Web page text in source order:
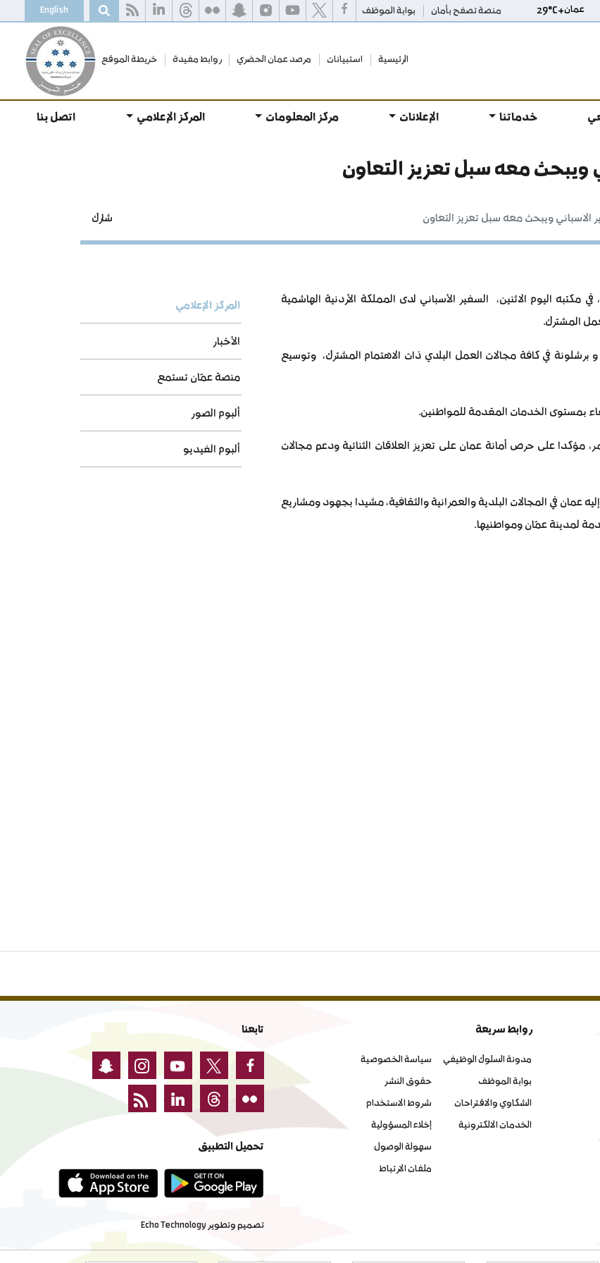
عمان+
29°C منصة تصفح بأمان بوابة الموظف English
الرئيسية استبيانات مرصد عمان الحضري روابط مفيدة خريطة الموقع
خدماتنا الإعلانات مركز المعلومات المركز الإعلامي اتصل بنا
ويبحث معه سبل تعزيز التعاون
الاسباني ويبحث معه سبل تعزيز التعاون شارك
اليوم الاثنين، السفير الأسباني لدى المملكة الأردنية الهاشمية
المشترك.
برشلونة في كافة مجالات العمل البلدي ذات الاهتمام المشترك، وتوسيع
بمستوى الخدمات المقدمة للمواطنين.
مؤكدا على حرص أمانة عمان على تعزيز العلاقات الثنائية ودعم مجالات
في المجالات البلدية والعمرانية والثقافية، مشيدا بجهود ومشاريع
لمدينة عمّان ومواطنيها.
المركز الإعلامي
الأخبار
منصة عمّان تستمع
ألبوم الصور
ألبوم الفيديو
روابط سريعة
مدونة السلوك الوظيفي
بوابة الموظف
الشكاوي والاقتراحات
الخدمات الالكترونية
سياسة الخصوصية
حقوق النشر
شروط الاستخدام
إخلاء المسؤولية
سهولة الوصول
ملفات الارتباط
تابعنا
تحميل التطبيق
تصميم وتطوير Echo Technology